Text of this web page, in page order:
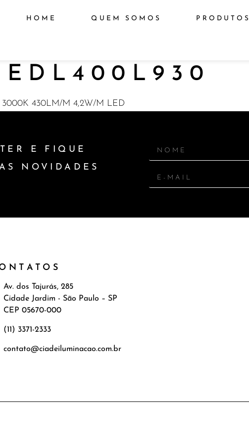
HOME QUEM SOMOS PRODUTOS
3000K 430LM/M 4,2W/M LED
E FIQUE
NOVIDADES
Av. dos Tajurás, 285
Cidade Jardim - São Paulo – SP
CEP 05670-000
(11) 3371-2333
contato@ciadeiluminacao.com.br